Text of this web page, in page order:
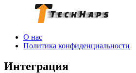
О нас
Политика конфиденциальности
Интеграция